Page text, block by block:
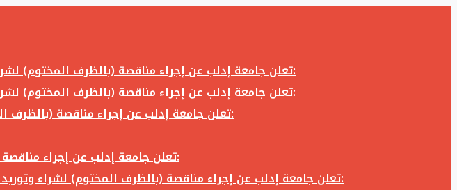
تعلن جامعة إدلب عن إجراء مناقصة (بالظرف المختوم) لشراء وتوريد كاميرا تصوير وعدسة كاميرا لزوم المكتب الإعلامي في جامعة إدلب وفق الآتي:
تعلن جامعة إدلب عن إجراء مناقصة (بالظرف المختوم) لشراء وتوريد كاميرا تصوير وعدسة كاميرا لزوم المكتب الإعلامي في جامعة إدلب وفق الآتي:
تعلن جامعة إدلب عن إجراء مناقصة (بالظرف المختوم) لأعمال تجهيز مخبر الدراسات العليا في كلية العلوم في جامعة ادلب وفق الآتي:
تعلن جامعة إدلب عن إجراء مناقصة (بالظرف المختوم) لشراء وتوريد أثاث مكاتب لزوم مكاتب وقاعات جامعة إدلب وفق الآتي:
تعلن جامعة إدلب عن إجراء مناقصة (بالظرف المختوم) لشراء وتوريد زجاجيات ومواد مخبرية لزوم مخابر جامعة إدلب وفق الكميات والمواصفات المحددة أدناه: